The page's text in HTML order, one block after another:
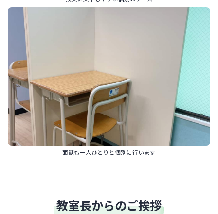
面談も一人ひとりと個別に行います
教室長からのご挨拶